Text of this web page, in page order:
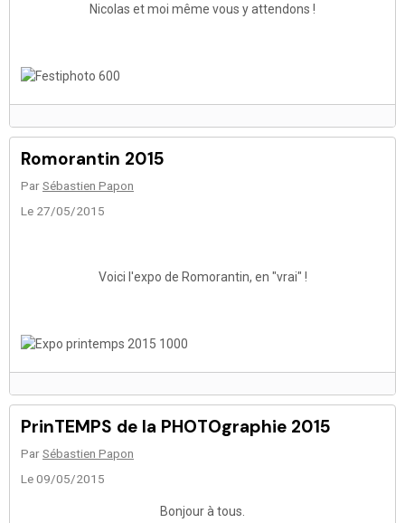
Nicolas et moi même vous y attendons !
Romorantin 2015
ParSébastien Papon
Le 27/05/2015
Voici l'expo de Romorantin, en "vrai" !
PrinTEMPS de la PHOTOgraphie 2015
ParSébastien Papon
Le 09/05/2015
Bonjour à tous.